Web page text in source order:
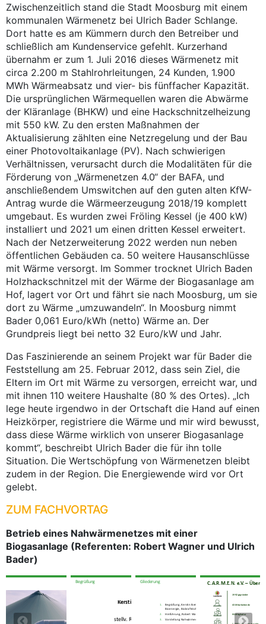
Zwischenzeitlich stand die Stadt Moosburg mit einem
kommunalen Wärmenetz bei Ulrich Bader Schlange.
Dort hatte es am Kümmern durch den Betreiber und
schließlich am Kundenservice gefehlt. Kurzerhand
übernahm er zum 1. Juli 2016 dieses Wärmenetz mit
circa 2.200 m Stahlrohrleitungen, 24 Kunden, 1.900
MWh Wärmeabsatz und vier- bis fünffacher Kapazität.
Die ursprünglichen Wärmequellen waren die Abwärme
der Kläranlage (BHKW) und eine Hackschnitzelheizung
mit 550 kW. Zu den ersten Maßnahmen der
Aktualisierung zählten eine Netzregelung und der Bau
einer Photovoltaikanlage (PV). Nach schwierigen
Verhältnissen, verursacht durch die Modalitäten für die
Förderung von „Wärmenetzen 4.0“ der BAFA, und
anschließendem Umswitchen auf den guten alten KfW-
Antrag wurde die Wärmeerzeugung 2018/19 komplett
umgebaut. Es wurden zwei Fröling Kessel (je 400 kW)
installiert und 2021 um einen dritten Kessel erweitert.
Nach der Netzerweiterung 2022 werden nun neben
öffentlichen Gebäuden ca. 50 weitere Hausanschlüsse
mit Wärme versorgt. Im Sommer trocknet Ulrich Baden
Holzhackschnitzel mit der Wärme der Biogasanlage am
Hof, lagert vor Ort und fährt sie nach Moosburg, um sie
dort zu Wärme „umzuwandeln“. In Moosburg nimmt
Bader 0,061 Euro/kWh (netto) Wärme an. Der
Grundpreis liegt bei netto 32 Euro/kW und Jahr.
Das Faszinierende an seinem Projekt war für Bader die
Feststellung am 25. Februar 2012, dass sein Ziel, die
Eltern im Ort mit Wärme zu versorgen, erreicht war, und
mit ihnen 110 weitere Haushalte (80 % des Ortes). „Ich
lege heute irgendwo in der Ortschaft die Hand auf einen
Heizkörper, registriere die Wärme und mir wird bewusst,
dass diese Wärme wirklich von unserer Biogasanlage
kommt“, beschreibt Ulrich Bader die für ihn tolle
Situation. Die Wertschöpfung von Wärmenetzen bleibt
zudem in der Region. Die Energiewende wird vor Ort
gelebt.
ZUM FACHVORTAG
Betrieb eines Nahwärmenetzes mit einer
Biogasanlage (Referenten: Robert Wagner und Ulrich
Bader)